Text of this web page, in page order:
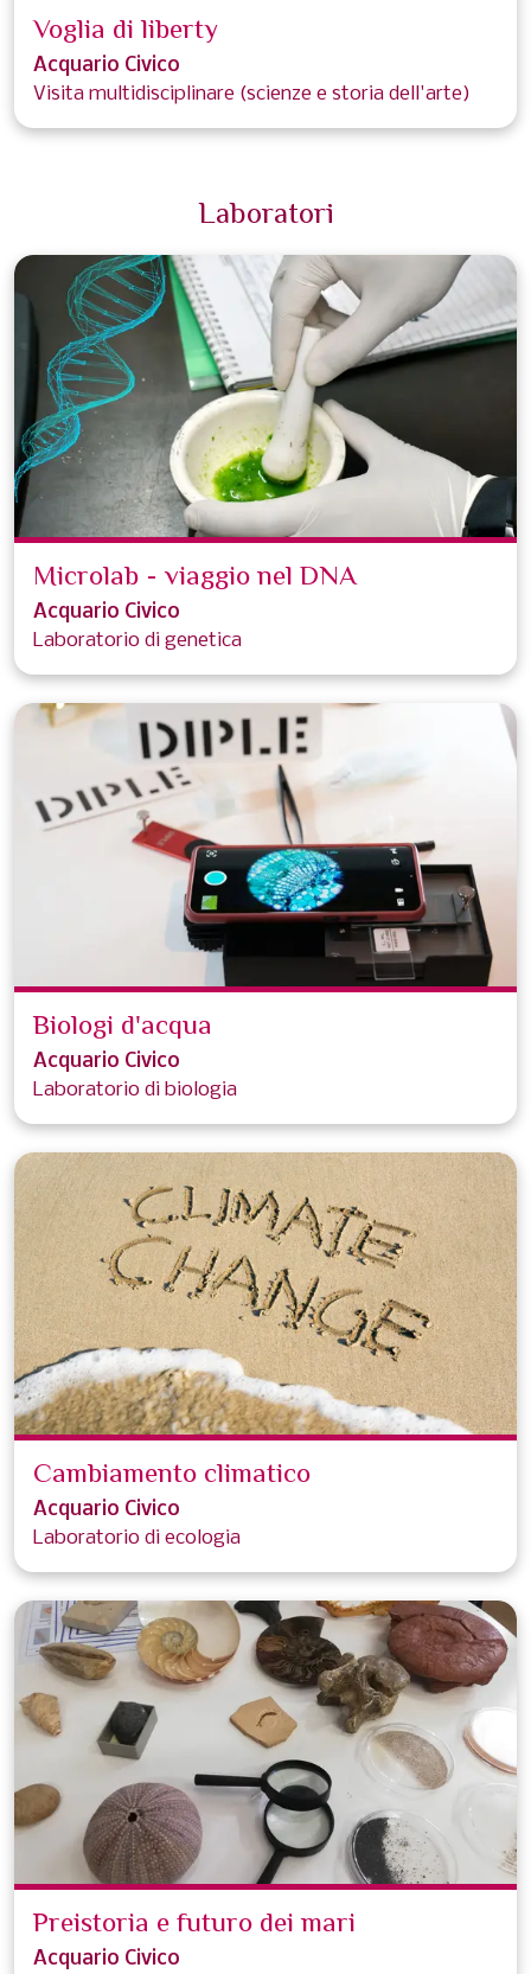
Voglia di liberty
Acquario Civico
Visita multidisciplinare (scienze e storia dell'arte)
Laboratori
Microlab - viaggio nel DNA
Acquario Civico
Laboratorio di genetica
Biologi d'acqua
Acquario Civico
Laboratorio di biologia
Cambiamento climatico
Acquario Civico
Laboratorio di ecologia
Preistoria e futuro dei mari
Acquario Civico